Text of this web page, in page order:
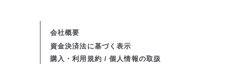
会社概要
資金決済法に基づく表示
購入・利用規約 / 個人情報の取扱